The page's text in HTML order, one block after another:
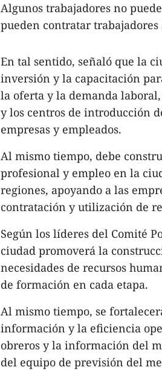
Algunos trabajadores no
pueden contratar trabajadores
En tal sentido, señaló que la
inversión y la capacitación
la oferta y la demanda
y los centros de introducción
empresas y empleados.
Al mismo tiempo, debe
profesional y empleo en la
regiones, apoyando a las
contratación y utilización de
Según los líderes del Comité
ciudad promoverá la
necesidades de recursos
de formación en cada etapa.
Al mismo tiempo, se
información y la eficiencia
obreros y la información del
del equipo de previsión del